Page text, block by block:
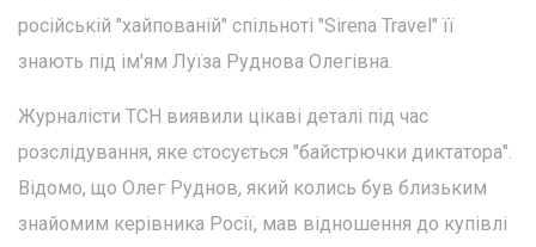
російській "хайпованій" спільноті "Sirena Travel" її
знають під ім'ям Луїза Руднова Олегівна.
Журналісти ТСН виявили цікаві деталі під час
розслідування, яке стосується "байстрючки диктатора".
Відомо, що Олег Руднов, який колись був близьким
знайомим керівника Росії, мав відношення до купівлі